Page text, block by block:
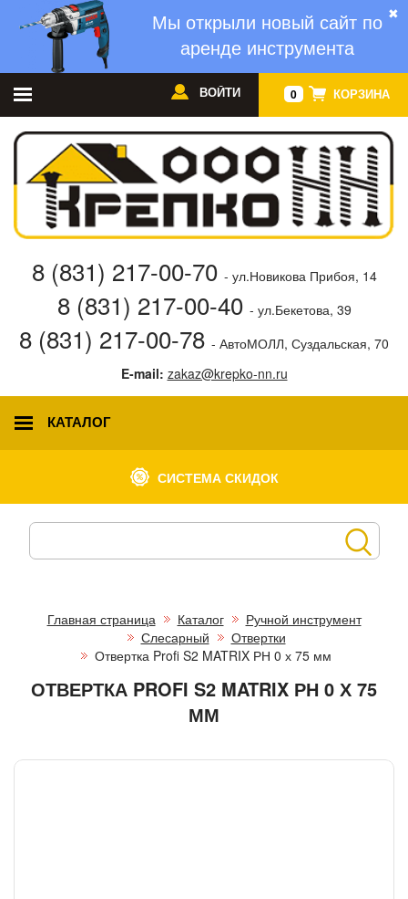
✖
Мы открыли новый сайт по
аренде инструмента
0 КОРЗИНА
ВОЙТИ
8 (831) 217-00-70 - ул.Новикова Прибоя, 14
8 (831) 217-00-40 - ул.Бекетова, 39
8 (831) 217-00-78 - АвтоМОЛЛ, Суздальская, 70
E-mail: zakaz@krepko-nn.ru
КАТАЛОГ
СИСТЕМА СКИДОК
Главная страница Каталог
Ручной инструмент
Слесарный
Отвертки
Отвертка Profi S2 MATRIX РН 0 х 75 мм
ОТВЕРТКА PROFI S2 MATRIX РН 0 Х 75
ММ